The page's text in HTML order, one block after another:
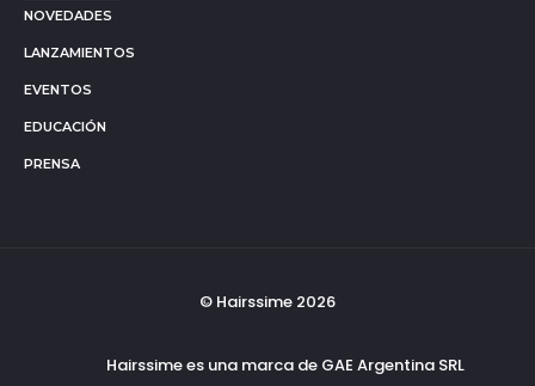
NOVEDADES
LANZAMIENTOS
EVENTOS
EDUCACIÓN
PRENSA
© Hairssime 2026
Hairssime es una marca de GAE Argentina SRL